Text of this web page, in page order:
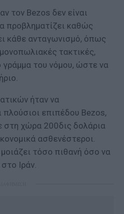
τον Bezos δεν είναι
προβληματίζει καθώς
κάθε ανταγωνισμό, όπως
τακτικές,
γράμμα του νόμου, ώστε να
ήταν να
επιπέδου Bezos,
στη χώρα 200δις δολάρια
ασθενέστεροι.
τόσο πιθανή όσο να
Ιράν.